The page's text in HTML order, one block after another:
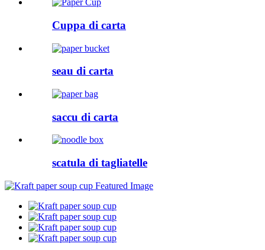
Cuppa di carta
seau di carta
saccu di carta
scatula di tagliatelle